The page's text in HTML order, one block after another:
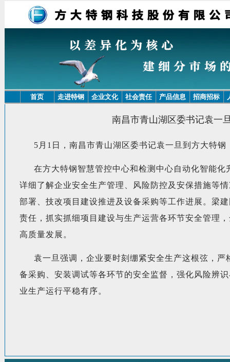
首页 走进特钢 企业文化 社会责任 产品信息 招商招标
南昌市青山湖区委书记袁一
5月1日，南昌市青山湖区委书记袁一旦到方大特
在方大特钢智慧管控中心和检测中心自动化智能
详细了解企业安全生产管理、风险防控及安保措施等
部署、技改项目建设推进及设备采购等工作进展。梁
责任，抓实抓细项目建设与生产运营各环节安全管理
高质量发展。
袁一旦强调，企业要时刻绷紧安全生产这根弦，
备采购、安装调试等各环节的安全监督，强化风险辨
业生产运行平稳有序。